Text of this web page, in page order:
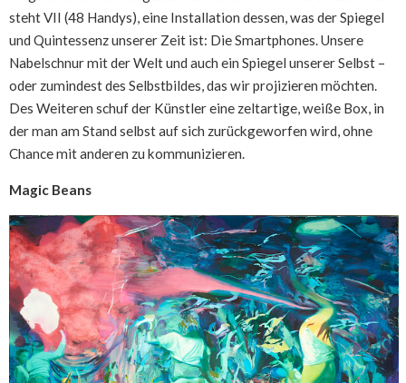
steht VII (48 Handys), eine Installation dessen, was der Spiegel
und Quintessenz unserer Zeit ist: Die Smartphones. Unsere
Nabelschnur mit der Welt und auch ein Spiegel unserer Selbst –
oder zumindest des Selbstbildes, das wir projizieren möchten.
Des Weiteren schuf der Künstler eine zeltartige, weiße Box, in
der man am Stand selbst auf sich zurückgeworfen wird, ohne
Chance mit anderen zu kommunizieren.
Magic Beans